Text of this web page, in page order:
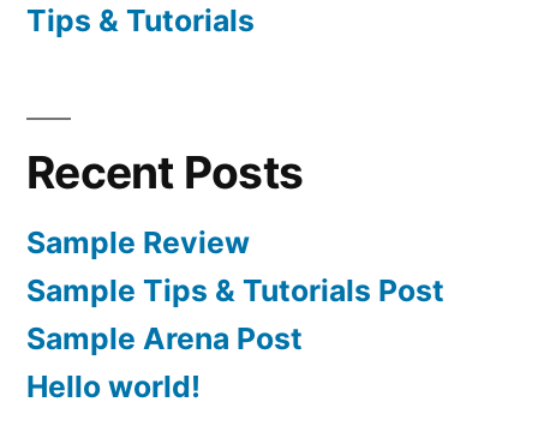
Tips & Tutorials
Recent Posts
Sample Review
Sample Tips & Tutorials Post
Sample Arena Post
Hello world!